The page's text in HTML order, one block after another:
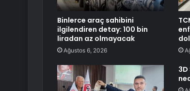
Binlerce araç sahibini
ilgilendiren detay: 100 bin
liradan az olmayacak
Ağustos 6, 2026